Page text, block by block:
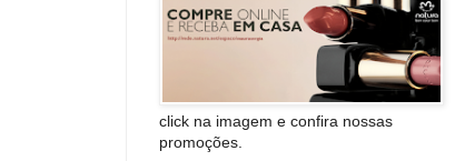
click na imagem e confira nossas
promoções.